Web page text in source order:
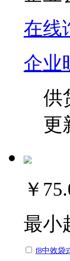
在线
企业
供
更
￥
最小
f8中效袋